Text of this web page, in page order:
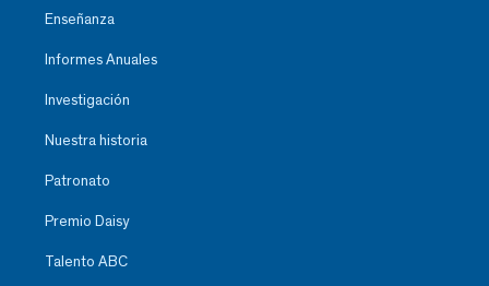
Enseñanza
Informes Anuales
Investigación
Nuestra historia
Patronato
Premio Daisy
Talento ABC